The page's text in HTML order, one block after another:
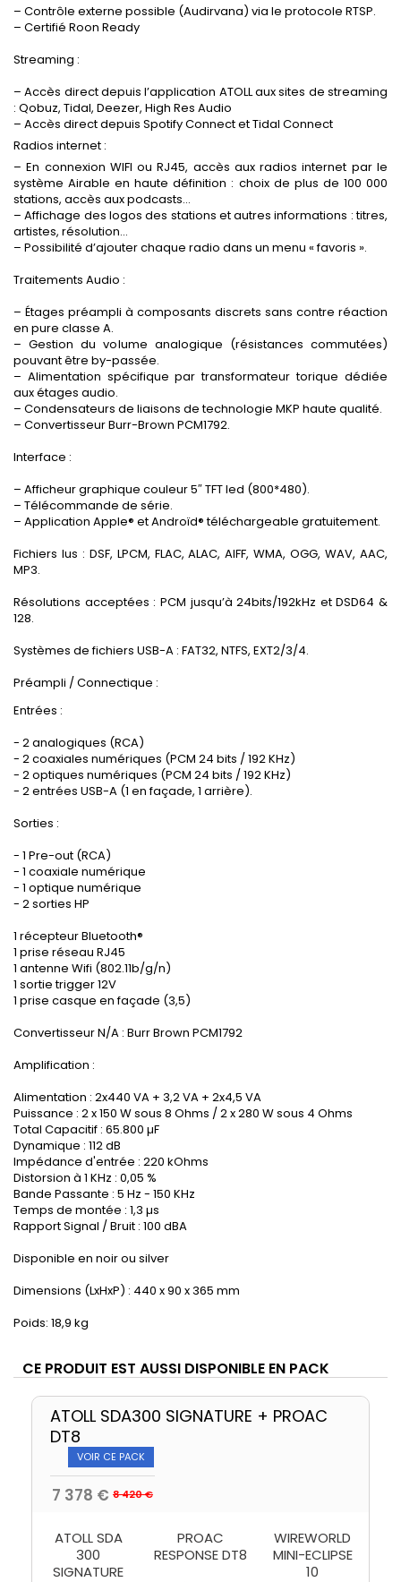
– Contrôle externe possible (Audirvana) via le protocole RTSP.
– Certifié Roon Ready
Streaming :
– Accès direct depuis l’application ATOLL aux sites de streaming
: Qobuz, Tidal, Deezer, High Res Audio
– Accès direct depuis Spotify Connect et Tidal Connect
Radios internet :
– En connexion WIFI ou RJ45, accès aux radios internet par le
système Airable en haute définition : choix de plus de 100 000
stations, accès aux podcasts…
– Affichage des logos des stations et autres informations : titres,
artistes, résolution…
– Possibilité d’ajouter chaque radio dans un menu « favoris ».
Traitements Audio :
– Étages préampli à composants discrets sans contre réaction
en pure classe A.
– Gestion du volume analogique (résistances commutées)
pouvant être by-passée.
– Alimentation spécifique par transformateur torique dédiée
aux étages audio.
– Condensateurs de liaisons de technologie MKP haute qualité.
– Convertisseur Burr-Brown PCM1792.
Interface :
– Afficheur graphique couleur 5″ TFT led (800*480).
– Télécommande de série.
– Application Apple® et Androïd® téléchargeable gratuitement.
Fichiers lus : DSF, LPCM, FLAC, ALAC, AIFF, WMA, OGG, WAV, AAC,
MP3.
Résolutions acceptées : PCM jusqu’à 24bits/192kHz et DSD64 &
128.
Systèmes de fichiers USB-A : FAT32, NTFS, EXT2/3/4.
Préampli / Connectique :
Entrées :
- 2 analogiques (RCA)
- 2 coaxiales numériques (PCM 24 bits / 192 KHz)
- 2 optiques numériques (PCM 24 bits / 192 KHz)
- 2 entrées USB-A (1 en façade, 1 arrière).
Sorties :
- 1 Pre-out (RCA)
- 1 coaxiale numérique
- 1 optique numérique
- 2 sorties HP
1 récepteur Bluetooth®
1 prise réseau RJ45
1 antenne Wifi (802.11b/g/n)
1 sortie trigger 12V
1 prise casque en façade (3,5)
Convertisseur N/A : Burr Brown PCM1792
Amplification :
Alimentation : 2x440 VA + 3,2 VA + 2x4,5 VA
Puissance : 2 x 150 W sous 8 Ohms / 2 x 280 W sous 4 Ohms
Total Capacitif : 65.800 µF
Dynamique : 112 dB
Impédance d'entrée : 220 kOhms
Distorsion à 1 KHz : 0,05 %
Bande Passante : 5 Hz - 150 KHz
Temps de montée : 1,3 µs
Rapport Signal / Bruit : 100 dBA
Disponible en noir ou silver
Dimensions (LxHxP) : 440 x 90 x 365 mm
Poids: 18,9 kg
CE PRODUIT EST AUSSI DISPONIBLE EN PACK
ATOLL SDA300 SIGNATURE + PROAC
DT8
VOIR CE PACK
7 378 € 8 420 €
ATOLL SDA
300
SIGNATURE
PROAC
RESPONSE DT8
WIREWORLD
MINI-ECLIPSE
10